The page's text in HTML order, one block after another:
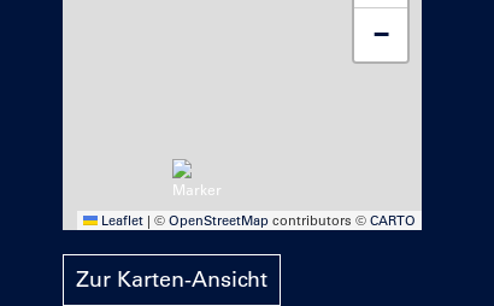
−
Leaflet | ©OpenStreetMap contributors ©CARTO
Zur Karten-Ansicht